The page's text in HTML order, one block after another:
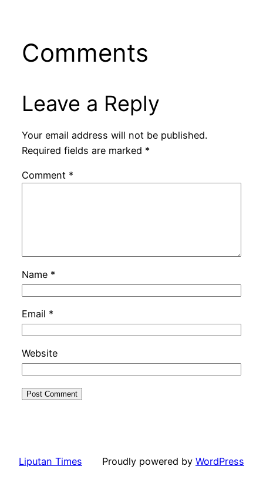
Comments
Leave a Reply
Your email address will not be published.
Required fields are marked *
Comment *
Name *
Email *
Website
Liputan Times Proudly powered by WordPress